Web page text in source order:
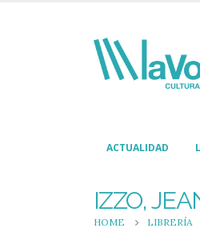
ACTUALIDAD
IZZO,
HOME LIBRERÍA